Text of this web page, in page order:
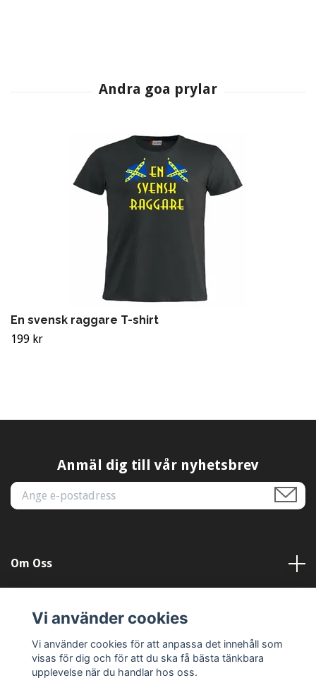
En svensk raggare T-shirt
199 kr
Anmäl dig till vår nyhetsbrev
Om Oss
Läs mer
Vi använder cookies
Vi använder cookies för att anpassa det innehåll som
visas för dig och för att du ska få bästa tänkbara
upplevelse när du handlar hos oss.